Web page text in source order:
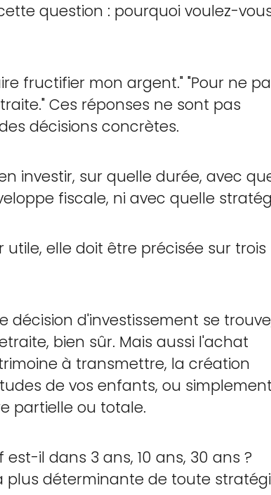
question : pourquoi voulez-
fructifier mon argent." "Pour ne
Ces réponses ne sont pas
décisions concrètes.
investir, sur quelle durée, avec
fiscale, ni avec quelle
elle doit être précisée sur trois
décision d'investissement se
bien sûr. Mais aussi l'achat
à transmettre, la création
de vos enfants, ou simplement
partielle ou totale.
il dans 3 ans, 10 ans, 30 ans ?
plus déterminante de toute